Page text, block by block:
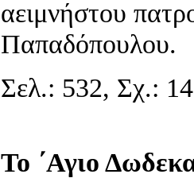
αειμνήστου
Παπαδόπουλου.
Σελ.: 532, Σχ.:
Το ΄Αγιο